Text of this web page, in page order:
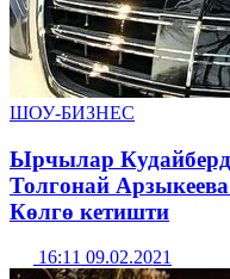
ШОУ-БИЗНЕС
Ырчылар
Толгонай
Көлгө кетишти
16:11 09.02.2021